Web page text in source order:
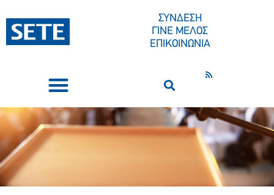
ΣΥΝΔΕΣΗ
ΓΙΝΕ ΜΕΛΟΣ
ΕΠΙΚΟΙΝΩΝΙΑ